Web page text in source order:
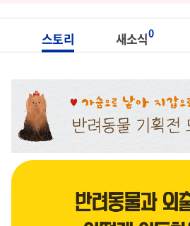
스토리 새소식0